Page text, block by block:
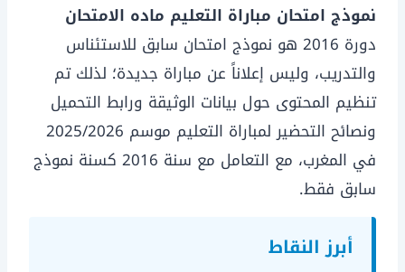
نموذج امتحان مباراة التعليم ماده الامتحان
دورة 2016 هو نموذج امتحان سابق للاستئناس
والتدريب، وليس إعلاناً عن مباراة جديدة؛ لذلك تم
تنظيم المحتوى حول بيانات الوثيقة ورابط التحميل
ونصائح التحضير لمباراة التعليم موسم 2025/2026
في المغرب، مع التعامل مع سنة 2016 كسنة نموذج
سابق فقط.
أبرز النقاط